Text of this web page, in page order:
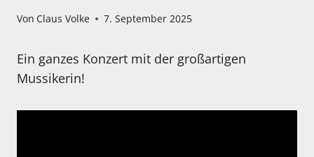
Von Claus Volke 7. September 2025
Ein ganzes Konzert mit der großartigen
Mussikerin!